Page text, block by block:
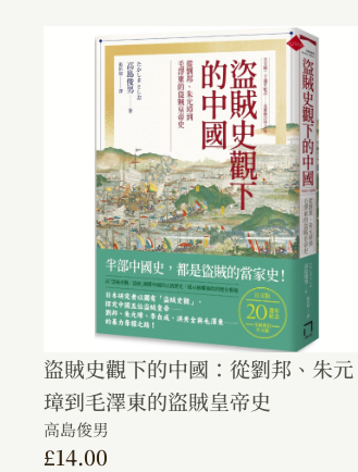
盜賊史觀下的中國：從劉邦、朱元
璋到毛澤東的盜賊皇帝史
高島俊男
£14.00